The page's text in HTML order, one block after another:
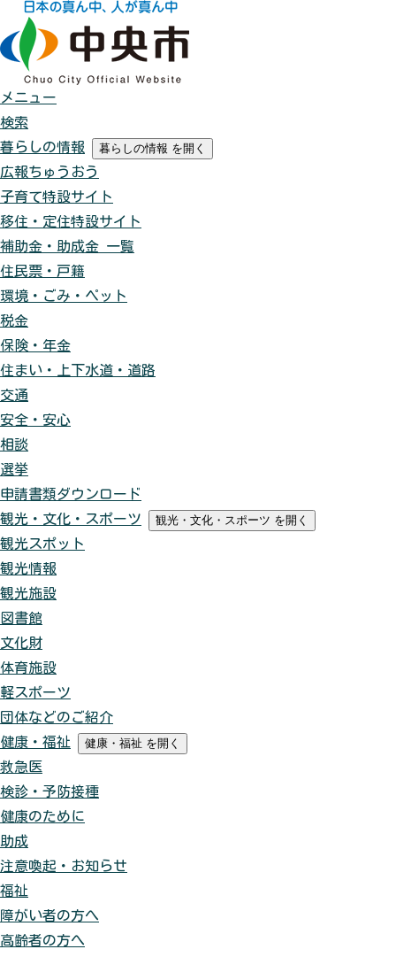
メニュー
検索
暮らしの情報
暮らしの情報 を開く
広報ちゅうおう
子育て特設サイト
移住・定住特設サイト
補助金・助成金 一覧
住民票・戸籍
環境・ごみ・ペット
税金
保険・年金
住まい・上下水道・道路
交通
安全・安心
相談
選挙
申請書類ダウンロード
観光・文化・スポーツ
観光・文化・スポーツ を開く
観光スポット
観光情報
観光施設
図書館
文化財
体育施設
軽スポーツ
団体などのご紹介
健康・福祉
健康・福祉 を開く
救急医
検診・予防接種
健康のために
助成
注意喚起・お知らせ
福祉
障がい者の方へ
高齢者の方へ